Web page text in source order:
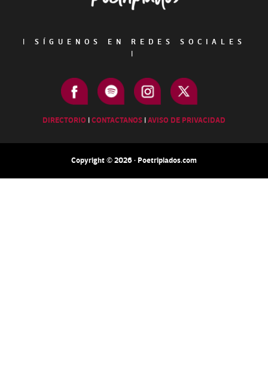
|
SÍGUENOS EN REDES SOCIALES
|
DIRECTORIO |CONTACTANOS |AVISO DE PRIVACIDAD
Copyright © 2026 · Poetripiados.com